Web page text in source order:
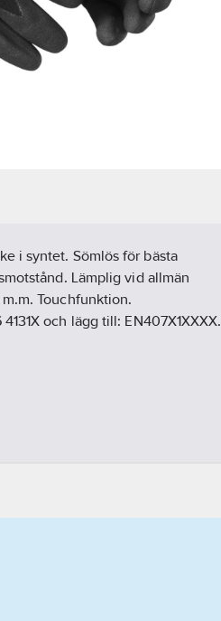
i syntet. Sömlös för bästa
Lämplig vid allmän
Touchfunktion.
och lägg till: EN407X1XXXX.